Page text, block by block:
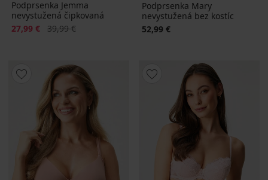
Podprsenka Jemma
nevystužená čipkovaná
Zľava
27,99 € Pôvodná cena
39,99 €
Podprsenka Mary
nevystužená bez kostíc
52,99 €